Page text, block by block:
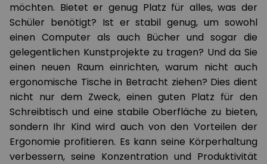
möchten. Bietet er genug Platz für alles, was der
Schüler benötigt? Ist er stabil genug, um sowohl
einen Computer als auch Bücher und sogar die
gelegentlichen Kunstprojekte zu tragen? Und da Sie
einen neuen Raum einrichten, warum nicht auch
ergonomische Tische in Betracht ziehen? Dies dient
nicht nur dem Zweck, einen guten Platz für den
Schreibtisch und eine stabile Oberfläche zu bieten,
sondern Ihr Kind wird auch von den Vorteilen der
Ergonomie profitieren. Es kann seine Körperhaltung
verbessern, seine Konzentration und Produktivität